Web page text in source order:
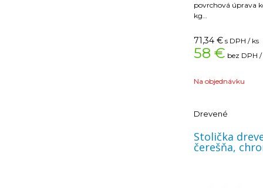
povrchová úprava kostry
kg
Šírka: 41 cm
Výška: 87 cm
Hĺbka: 38 cm
71,34 € s DPH / ks
58 € bez DPH /
Na objednávku
Drevené
Stolička drevená
čerešňa,